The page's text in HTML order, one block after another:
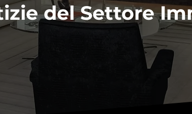
del Settore